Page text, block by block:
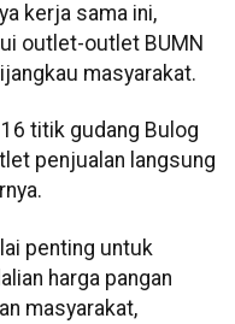
kerja sama ini,
outlet-outlet BUMN
masyarakat.
titik gudang Bulog
penjualan langsung
penting untuk
harga pangan
masyarakat,